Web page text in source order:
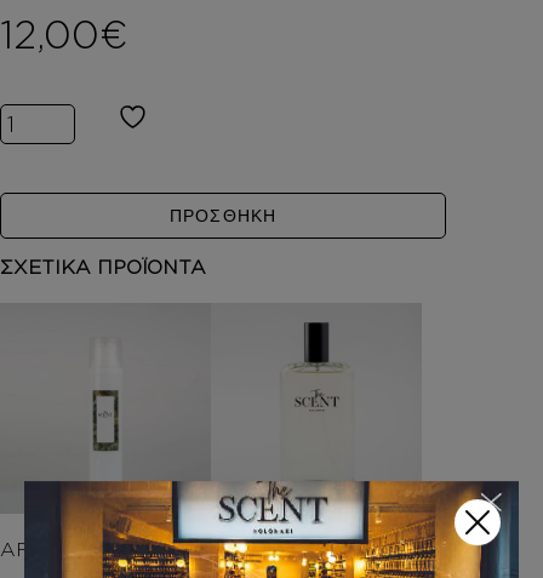
12,00€
Inspired by ΛΕΜΟΝΙ - THE SCENT ποσότητα
ΠΡΟΣΘΗΚΗ
ΣΧΕΤΙΚΑ ΠΡΟΪΟΝΤΑ
AFTER SHAVE
THE SCENT